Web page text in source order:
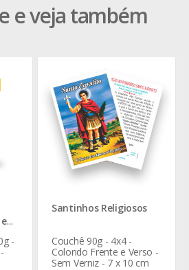
e veja também
-
Santinhos Religiosos
Couchê 90g - 4x4 -
Colorido Frente e Verso -
Sem Verniz - 7 x 10 cm